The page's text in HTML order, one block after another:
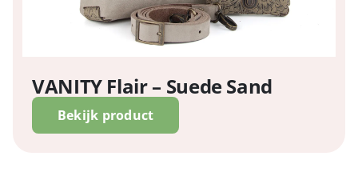
VANITY Flair – Suede Sand
Bekijk product